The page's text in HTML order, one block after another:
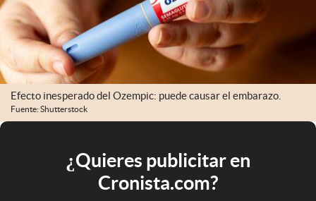
Efecto inesperado del Ozempic: puede causar el embarazo.
Fuente: Shutterstock
¿Quieres publicitar en
Cronista.com?